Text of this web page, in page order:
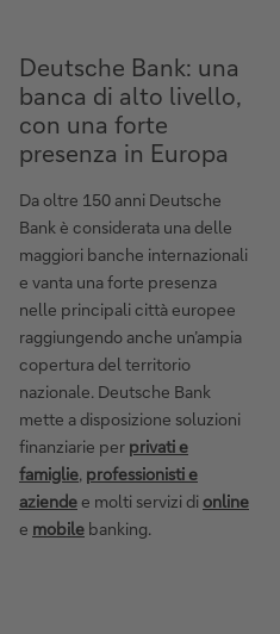
Deutsche Bank: una
banca di alto livello,
con una forte
presenza in Europa
Da oltre 150 anni Deutsche
Bank è considerata una delle
maggiori banche internazionali
e vanta una forte presenza
nelle principali città europee
raggiungendo anche un’ampia
copertura del territorio
nazionale. Deutsche Bank
mette a disposizione soluzioni
finanziarie per privati e
famiglie, professionisti e
aziendee molti servizi dionline
e mobile banking.